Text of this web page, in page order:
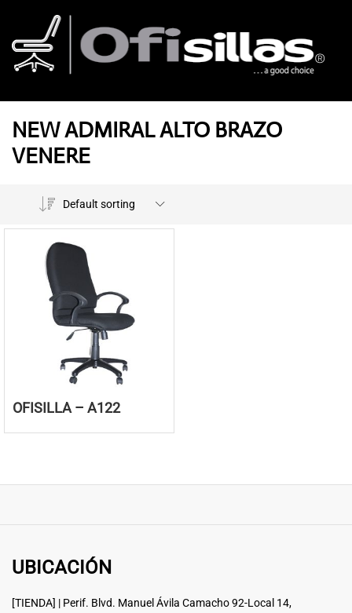
NEW ADMIRAL ALTO BRAZO
VENERE
Default sorting
OFISILLA – A122
UBICACIÓN
[TIENDA] | Perif. Blvd. Manuel Ávila Camacho 92-Local 14,